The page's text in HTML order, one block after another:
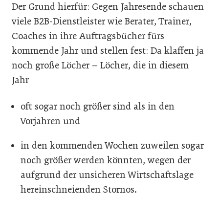
Der Grund hierfür: Gegen Jahresende schauen
viele B2B-Dienstleister wie Berater, Trainer,
Coaches in ihre Auftragsbücher fürs
kommende Jahr und stellen fest: Da klaffen ja
noch große Löcher – Löcher, die in diesem
Jahr
oft sogar noch größer sind als in den
Vorjahren und
in den kommenden Wochen zuweilen sogar
noch größer werden könnten, wegen der
aufgrund der unsicheren Wirtschaftslage
hereinschneienden Stornos.